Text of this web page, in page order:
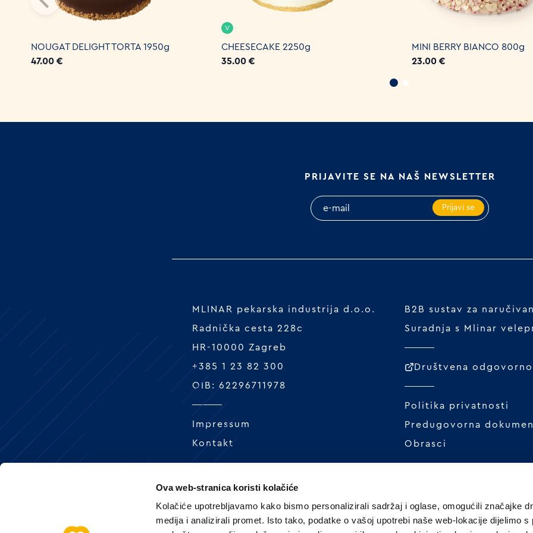
Ova web-stranica koristi kolačiće
Kolačiće upotrebljavamo kako bismo personalizirali sadržaj i oglase, omogućili značajke
medija i analizirali promet. Isto tako, podatke o vašoj upotrebi naše web-lokacije dijelimo s
NOUGAT DELIGHT TORTA 1950g
47.00 €
CHEESECAKE 2250g
35.00 €
V
MINI BERRY BIANCO 800g
23.00 €
PRIJAVITE SE NA NAŠ NEWSLETTER
Prijavi se
MLINAR pekarska industrija d.o.o.
Radnička cesta 228c
HR-10000 Zagreb
+385 1 23 82 300
OIB: 62296711978
Impressum
Kontakt
B2B sustav za
Suradnja s Mlinar
Društvena
Politika privatnosti
Predugovorna
Obrasci